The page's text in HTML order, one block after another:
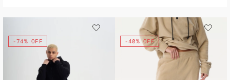
-74% OFF -40% OFF